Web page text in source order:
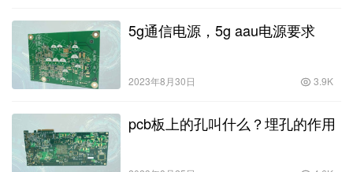
5g通信电源，5g aau电源要求
2023年8月30日 3.9K
pcb板上的孔叫什么？埋孔的作用